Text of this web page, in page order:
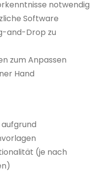
notwendig
Software
and-Drop zu
zum Anpassen
Hand
(je nach